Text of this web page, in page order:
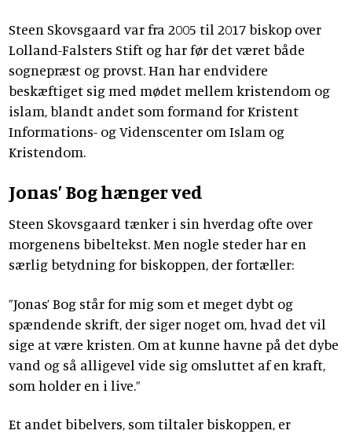
Steen Skovsgaard var fra 2005 til 2017 biskop over
Lolland-Falsters Stift og har før det været både
sognepræst og provst. Han har endvidere
beskæftiget sig med mødet mellem kristendom og
islam, blandt andet som formand for Kristent
Informations- og Videnscenter om Islam og
Kristendom.
Jonas’ Bog hænger ved
Steen Skovsgaard tænker i sin hverdag ofte over
morgenens bibeltekst. Men nogle steder har en
særlig betydning for biskoppen, der fortæller:
”Jonas’ Bog står for mig som et meget dybt og
spændende skrift, der siger noget om, hvad det vil
sige at være kristen. Om at kunne havne på det dybe
vand og så alligevel vide sig omsluttet af en kraft,
som holder en i live.”
Et andet bibelvers, som tiltaler biskoppen, er